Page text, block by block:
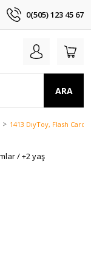
0(505) 123 45 67
ARA
1413 DıyToy, Flash